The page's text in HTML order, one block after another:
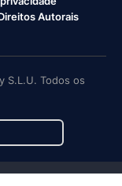
Autorais
S.L.U. Todos os